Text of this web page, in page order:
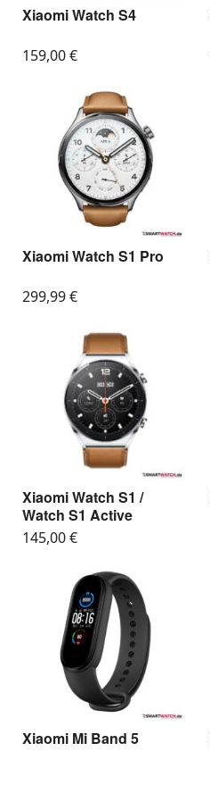
Xiaomi Watch S4
159,00€
Xiaomi Watch S1 Pro
299,99€
Xiaomi Watch S1 /
Watch S1 Active
145,00€
Xiaomi Mi Band 5